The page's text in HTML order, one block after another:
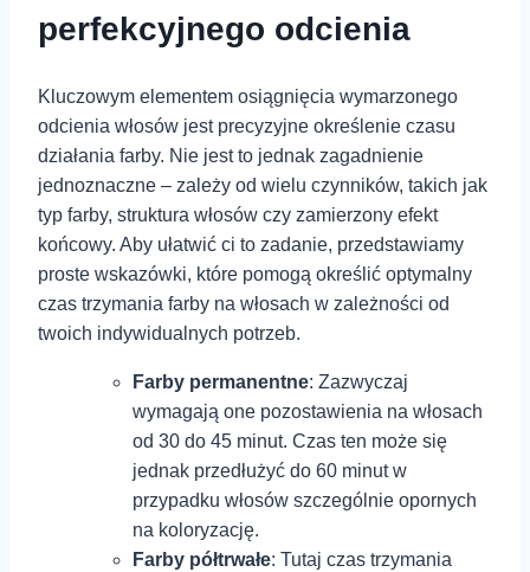
perfekcyjnego odcienia
Kluczowym elementem osiągnięcia wymarzonego
odcienia⁤ włosów jest precyzyjne określenie czasu
działania farby. Nie jest to jednak zagadnienie
jednoznaczne – zależy od wielu czynników, takich jak
typ farby, struktura włosów czy zamierzony efekt
końcowy. Aby ułatwić ci to zadanie, przedstawiamy
proste wskazówki, które pomogą określić optymalny
czas trzymania farby na włosach w zależności od
twoich indywidualnych potrzeb.
Farby permanentne: Zazwyczaj
wymagają one pozostawienia na włosach
od 30 do‍ 45 minut. Czas ten może się
jednak przedłużyć do 60 minut w
przypadku włosów szczególnie opornych
na koloryzację.
Farby półtrwałe: Tutaj czas trzymania